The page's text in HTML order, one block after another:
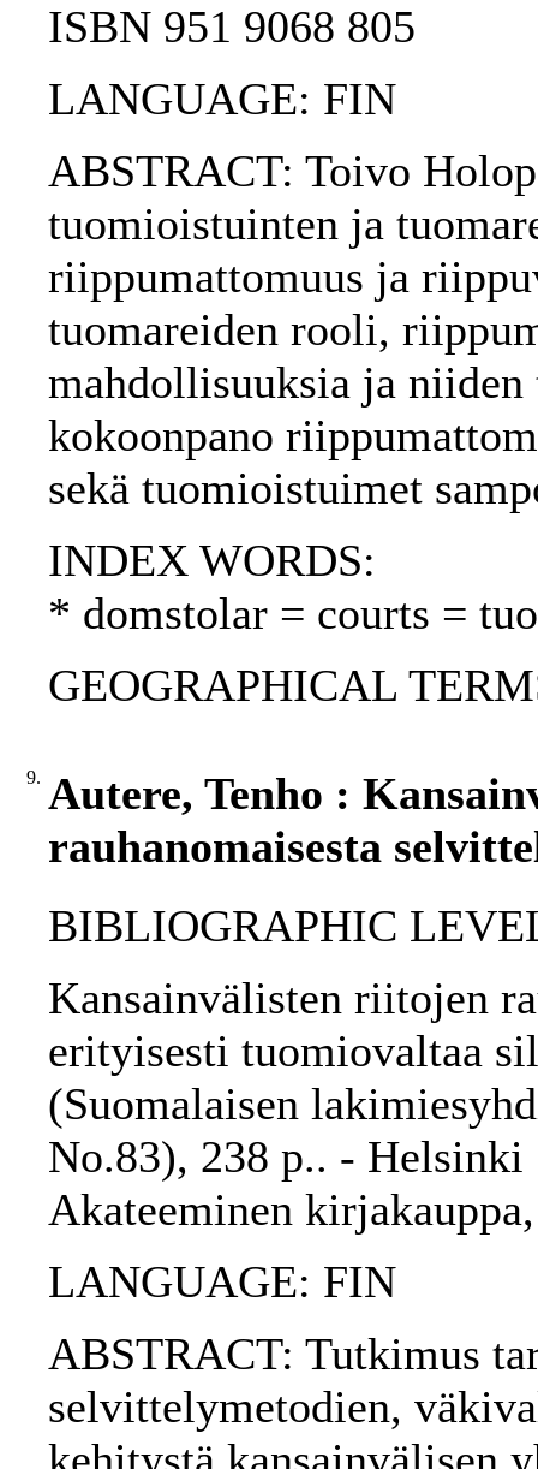
ISBN 951 9068 805
LANGUAGE: FIN
ABSTRACT: Toivo
tuomioistuinten ja
riippumattomuus ja
tuomareiden rooli,
mahdollisuuksia ja
kokoonpano
sekä tuomioistuimet
INDEX WORDS:
* domstolar = courts =
GEOGRAPHICAL
9. Autere, Tenho :
rauhanomaisesta
BIBLIOGRAPHIC
Kansainvälisten riitojen
erityisesti tuomiovaltaa
(Suomalaisen
No.83), 238 p.. -
Akateeminen
LANGUAGE: FIN
ABSTRACT: Tutkimus
selvittelymetodien,